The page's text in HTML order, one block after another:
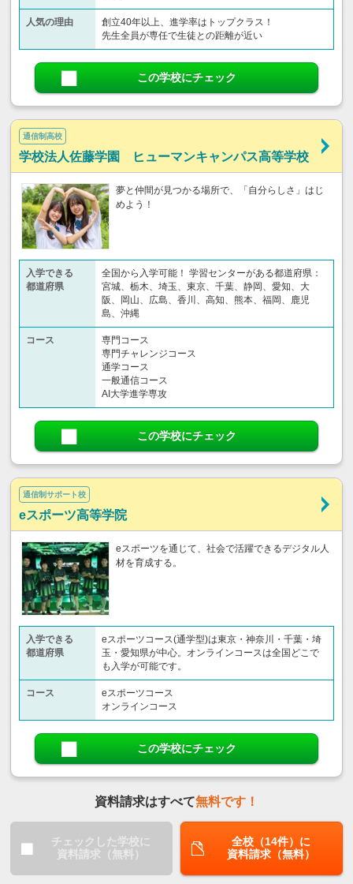
人気の理由
創立40年以上、進学率はトップクラス！
先生全員が専任で生徒との距離が近い
この学校にチェック
通信制高校
学校法人佐藤学園 ヒューマンキャンパス高等学校
夢と仲間が見つかる場所で、「自分らしさ」はじ
めよう！
入学できる
都道府県
全国から入学可能！ 学習センターがある都道府県：
宮城、栃木、埼玉、東京、千葉、静岡、愛知、大
阪、岡山、広島、香川、高知、熊本、福岡、鹿児
島、沖縄
コース
専門コース
専門チャレンジコース
通学コース
一般通信コース
AI大学進学専攻
この学校にチェック
通信制サポート校
eスポーツ高等学院
eスポーツを通じて、社会で活躍できるデジタル人
材を育成する。
入学できる
都道府県
eスポーツコース(通学型)は東京・神奈川・千葉・埼
玉・愛知県が中心。オンラインコースは全国どこで
も入学が可能です。
コース
eスポーツコース
オンラインコース
この学校にチェック
資料請求はすべて無料です！
チェックした学校に
資料請求（無料）
全校（14件）に
資料請求（無料）